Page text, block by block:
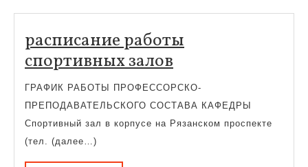
расписание работы
спортивных заловрасписание
работы
спортивных
залов
ГРАФИК РАБОТЫ ПРОФЕССОРСКО-
ПРЕПОДАВАТЕЛЬСКОГО СОСТАВА КАФЕДРЫ
Спортивный зал в корпусе на Рязанском проспекте
(тел. (далее…)